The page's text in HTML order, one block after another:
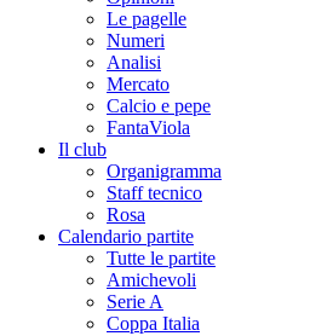
Le pagelle
Numeri
Analisi
Mercato
Calcio e pepe
FantaViola
Il club
Organigramma
Staff tecnico
Rosa
Calendario partite
Tutte le partite
Amichevoli
Serie A
Coppa Italia